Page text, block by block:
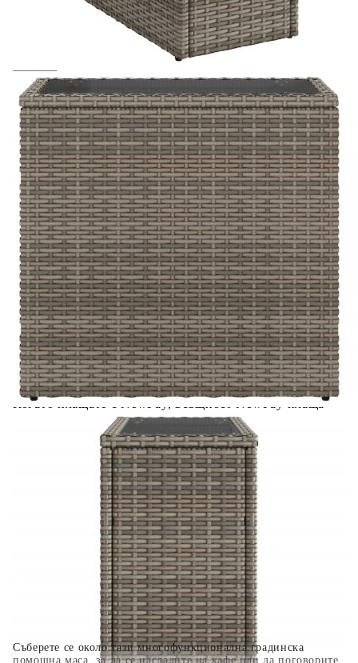
Съберете се около тази многофункционална градинска
помощна маса, за да се насладите на кафе или да поговорите
Acest tabel are caracter informativ. Adăugați produsul în
coșul de cumpărături unde veți putea selecta detaliile
Предоставената таблица е с информационна цел.
Добавете продукта в количката си с бутона "Добави в
количката" и при поръчка ще можете да изберете броя
вноски на кредита.
Предоставената таблица е с информационна цел.
Добавете продукта в количката си с бутона "Добави в
количката" и при поръчка ще можете да изберете броя
вноски на кредита.
Предоставената таблица е с информационна цел.
Добавете продукта в количката си с бутона "Добави в
количката" и при поръчка ще можете да изберете броя
вноски на кредита.
Предоставената таблица е с информационна цел.
Добавете продукта в количката си с бутона "Добави в
количката" и при поръчка ще можете да изберете броя
вноски на кредита.
Когато плащате с NewPay, всъщност NewPay плаща
поръчката Ви вместо Вас. Вие я получавате и
разполагате с три начина да я платите към тях:
Отложено до 30 дни от момента на изпращане на
поръчката без оскъпяване. За покупки на стойност до
400 лв. / €204,52
Плащане на 4 вноски. Заплащате 20% от стойността на
поръчката си на момента с карта. Останалата сума се
разделя на 3 равни месечни вноски без оскъпяване. За
покупки на стойност до 1000 лв. / €511.31
Плащане на 6 вноски. Стойността на поръчката се
разпределя в 6 равни месечни вноски с оскъпяване. За
покупки на стойност до 2000 лв. / €1022.61